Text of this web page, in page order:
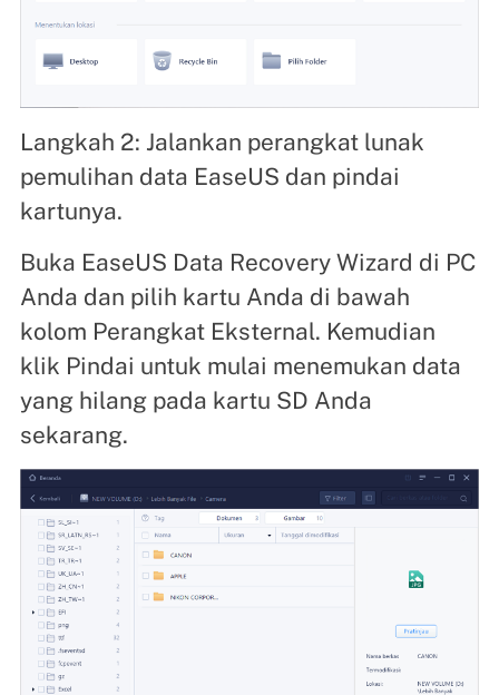
Langkah 2: Jalankan perangkat lunak
pemulihan data EaseUS dan pindai
kartunya.
Buka EaseUS Data Recovery Wizard di PC
Anda dan pilih kartu Anda di bawah
kolom Perangkat Eksternal. Kemudian
klik Pindai untuk mulai menemukan data
yang hilang pada kartu SD Anda
sekarang.